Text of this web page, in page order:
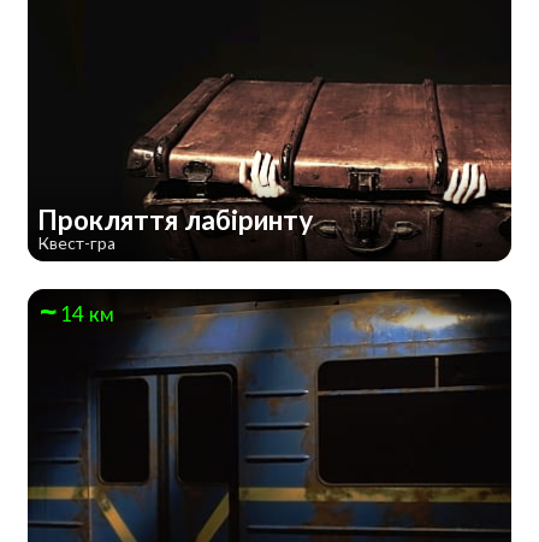
Прокляття лабіринту
Квест-гра
14 км